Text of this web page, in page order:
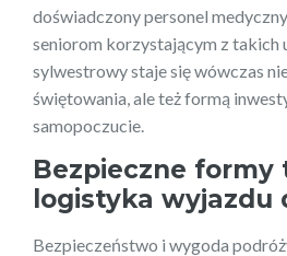
doświadczony personel
seniorom korzystającym z takich
sylwestrowy staje się wówczas
świętowania, ale też formą
samopoczucie.
Bezpieczne formy
logistyka wyjazdu
Bezpieczeństwo i wygoda